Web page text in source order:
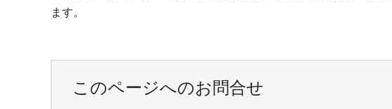
ます。
このページへのお問合せ